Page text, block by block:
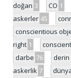
doğan 3 CO 1
askerler 45
conscientious
right 1
darbe 76 derin
askerlik 7